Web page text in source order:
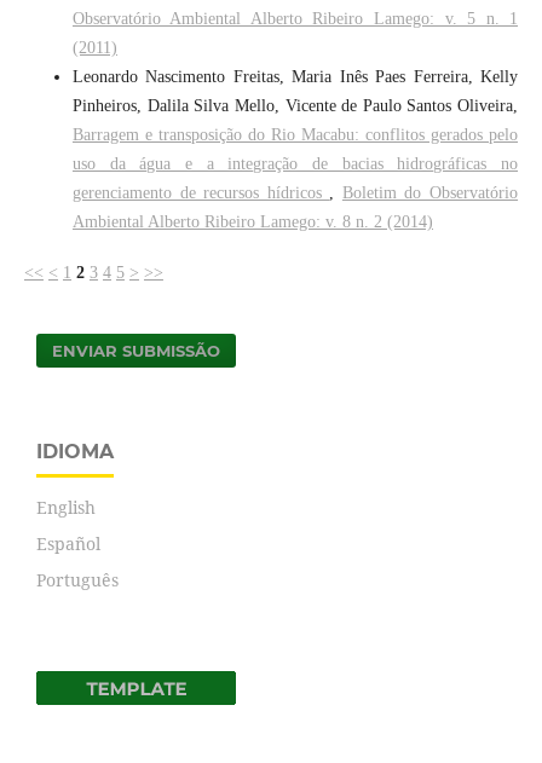
Observatório Ambiental Alberto Ribeiro Lamego: v. 5 n. 1
(2011)
Leonardo Nascimento Freitas, Maria Inês Paes Ferreira, Kelly
Pinheiros, Dalila Silva Mello, Vicente de Paulo Santos Oliveira,
Barragem e transposição do Rio Macabu: conflitos gerados pelo
uso da água e a integração de bacias hidrográficas no
gerenciamento de recursos hídricos
Boletim do Observatório
Ambiental Alberto Ribeiro Lamego: v. 8 n. 2 (2014)
<< < 1 2 3 4 5 > >>
ENVIAR SUBMISSÃO
IDIOMA
English
Español
Português